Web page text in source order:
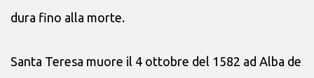
dura fino alla morte.
Santa Teresa muore il 4 ottobre del 1582 ad Alba de